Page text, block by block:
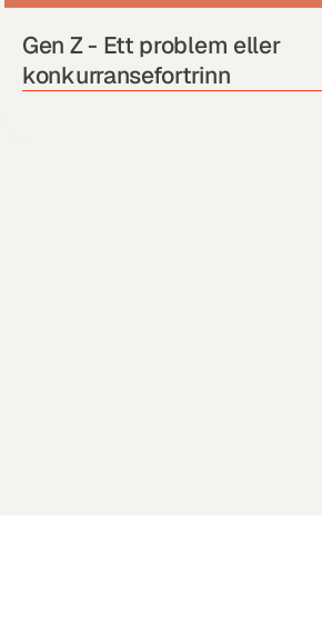
Gen Z - Ett problem eller
konkurransefortrinn